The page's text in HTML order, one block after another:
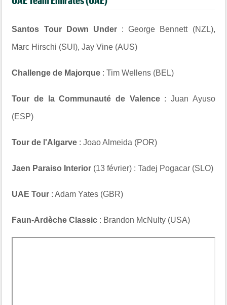
Santos Tour Down Under: George Bennett (NZL),
Marc Hirschi (SUI), Jay Vine (AUS)
Challenge de Majorque : Tim Wellens (BEL)
Tour de la Communauté de Valence: Juan Ayuso
(ESP)
Tour de l'Algarve : Joao Almeida (POR)
Jaen Paraiso Interior (13 février) :Tadej Pogacar (SLO)
UAE Tour : Adam Yates (GBR)
Faun-Ardèche Classic : Brandon McNulty (USA)